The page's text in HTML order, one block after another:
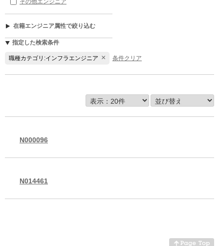
その他エンジニア
在籍エンジニア属性で絞り込む
指定した検索条件
職種カテゴリ:インフラエンジニア × 条件クリア
N000096
N014461